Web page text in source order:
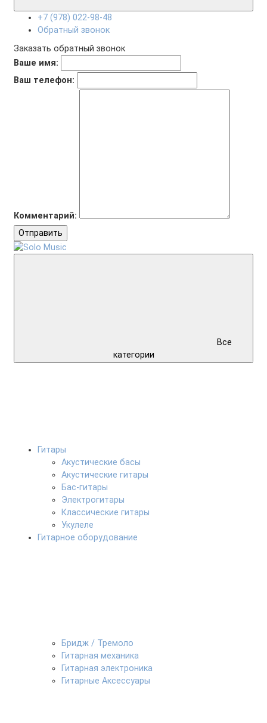
+7 (978) 022-98-48
Обратный звонок
Заказать обратный звонок
Ваше имя:
Ваш телефон:
Комментарий:
Отправить
Все
категории
Гитары
Акустические басы
Акустические гитары
Бас-гитары
Электрогитары
Классические гитары
Укулеле
Гитарное оборудование
Бридж / Тремоло
Гитарная механика
Гитарная электроника
Гитарные Аксессуары